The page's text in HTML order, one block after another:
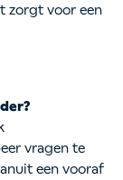
zorgt voor een
vragen te
een vooraf